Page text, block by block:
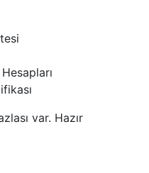
var. Hazır